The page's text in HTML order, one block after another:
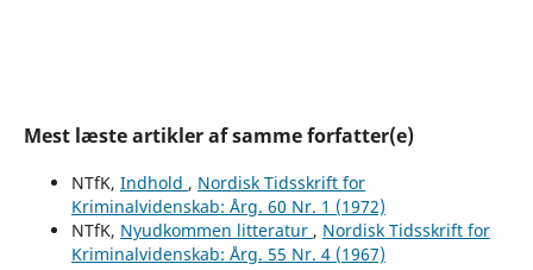
Mest læste artikler af samme forfatter(e)
NTfK, Indhold , Nordisk Tidsskrift for
Kriminalvidenskab: Årg. 60 Nr. 1 (1972)
NTfK, Nyudkommen litteratur , Nordisk Tidsskrift for
Kriminalvidenskab: Årg. 55 Nr. 4 (1967)